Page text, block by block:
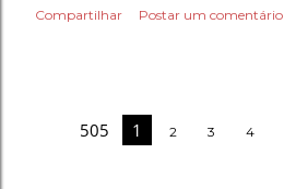
Compartilhar Postar um comentário
505
1 2 3 4